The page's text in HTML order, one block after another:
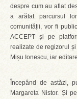
despre cum au aflat
a arătat parcursul
comunității, vor fi
ACCEPT și pe
realizate de regizorul
Mișu Ionescu, iar
Începând de astăzi,
Margareta Nistor. Și